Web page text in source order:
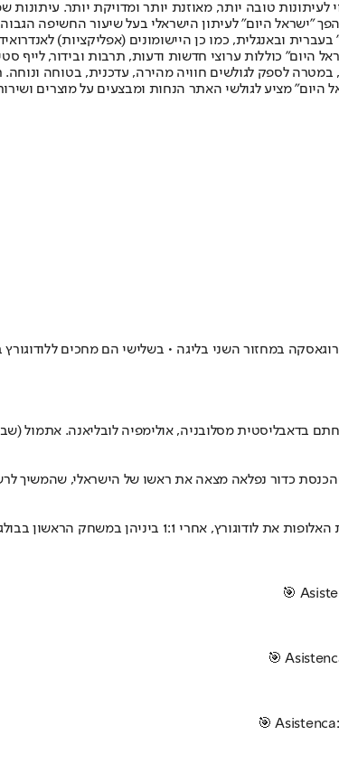
טובה יותר, מאוזנת יותר ומדויקת יותר. עיתונות
תשלום. המהדורה המודפסת הראשונה פורסמה ב-30 ביולי 2007, וב-2010 הפך "ישראל היום"
היום" כוללות ערוצי חדשות ודעות, תרבות ובידור, לייף
במטרה לספק לגולשים חוויה מהירה, עדכנית, בטוחה
מציע לגולשי האתר הנחות ומבצעים על מוצרים
מצאה את ראשו של הישראלי, שהמשיך לרשת. הקשר הוסיף שני
ביום שלישי הקרוב תארח לובליאנה בגומלין סיבוב
🎯
🎯
🎯